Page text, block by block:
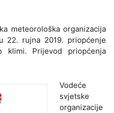
meteorološka organizacija
22. rujna 2019. priopćenje
klimi. Prijevod priopćenja
Vodeće
svjetske
organizacije